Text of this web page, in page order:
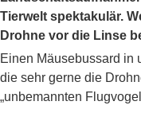
Tierwelt spektakulär.
Drohne vor die Linse
Einen Mäusebussard in
die sehr gerne die
„unbemannten